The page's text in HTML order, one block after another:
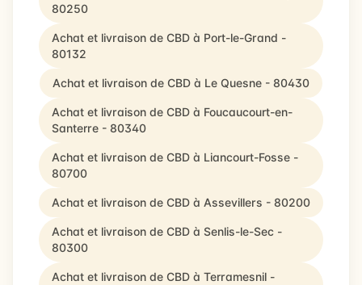
80250
Achat et livraison de CBD à Port-le-Grand -
80132
Achat et livraison de CBD à Le Quesne - 80430
Achat et livraison de CBD à Foucaucourt-en-
Santerre - 80340
Achat et livraison de CBD à Liancourt-Fosse -
80700
Achat et livraison de CBD à Assevillers - 80200
Achat et livraison de CBD à Senlis-le-Sec -
80300
Achat et livraison de CBD à Terramesnil -